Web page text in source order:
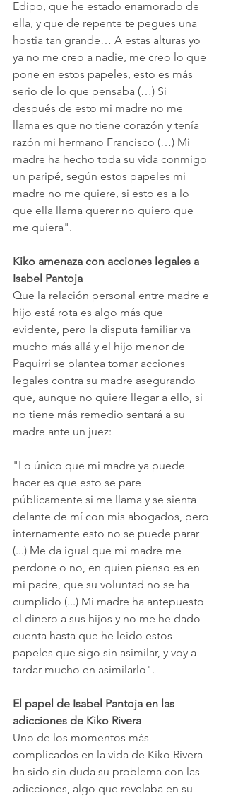
Edipo, que he estado enamorado de
ella, y que de repente te pegues una
hostia tan grande… A estas alturas yo
ya no me creo a nadie, me creo lo que
pone en estos papeles, esto es más
serio de lo que pensaba (…) Si
después de esto mi madre no me
llama es que no tiene corazón y tenía
razón mi hermano Francisco (…) Mi
madre ha hecho toda su vida conmigo
un paripé, según estos papeles mi
madre no me quiere, si esto es a lo
que ella llama querer no quiero que
me quiera".
Kiko amenaza con acciones legales a
Isabel Pantoja
Que la relación personal entre madre e
hijo está rota es algo más que
evidente, pero la disputa familiar va
mucho más allá y el hijo menor de
Paquirri se plantea tomar acciones
legales contra su madre asegurando
que, aunque no quiere llegar a ello, si
no tiene más remedio sentará a su
madre ante un juez:
"Lo único que mi madre ya puede
hacer es que esto se pare
públicamente si me llama y se sienta
delante de mí con mis abogados, pero
internamente esto no se puede parar
(...) Me da igual que mi madre me
perdone o no, en quien pienso es en
mi padre, que su voluntad no se ha
cumplido (...) Mi madre ha antepuesto
el dinero a sus hijos y no me he dado
cuenta hasta que he leído estos
papeles que sigo sin asimilar, y voy a
tardar mucho en asimilarlo".
El papel de Isabel Pantoja en las
adicciones de Kiko Rivera
Uno de los momentos más
complicados en la vida de Kiko Rivera
ha sido sin duda su problema con las
adicciones, algo que revelaba en su